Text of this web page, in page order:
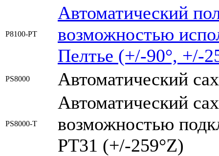
Р8100-РТ
Автоматический
возможностью
Пелтье (+/-90°, +/-
PS8000 Автоматический
PS8000-T
Автоматический
возможностью
РТ31 (+/-259°Z)